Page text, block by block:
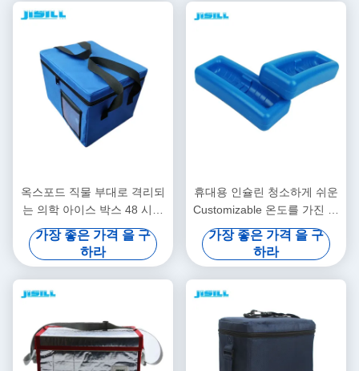
옥스포드 직물 부대로 격리되
는 의학 아이스 박스 48 시간
통제 온도
가장 좋은 가격 을 구
하라
휴대용 인슐린 청소하게 쉬운
Customizable 온도를 가진 의
학 아이스 박스
가장 좋은 가격 을 구
하라